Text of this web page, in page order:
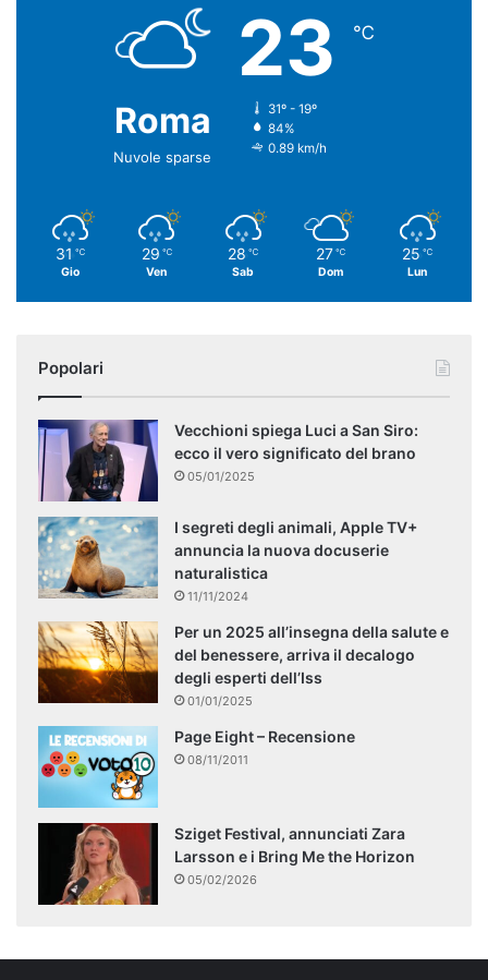
Roma
Nuvole sparse
23 ℃
31º - 19º
84%
0.89 km/h
31 ℃
Gio
29 ℃
Ven
28 ℃
Sab
27 ℃
Dom
25 ℃
Lun
Popolari
Vecchioni spiega Luci a San Siro:
ecco il vero significato del brano
05/01/2025
I segreti degli animali, Apple TV+
annuncia la nuova docuserie
naturalistica
11/11/2024
Per un 2025 all’insegna della salute e
del benessere, arriva il decalogo
degli esperti dell’Iss
01/01/2025
Page Eight – Recensione
08/11/2011
Sziget Festival, annunciati Zara
Larsson e i Bring Me the Horizon
05/02/2026